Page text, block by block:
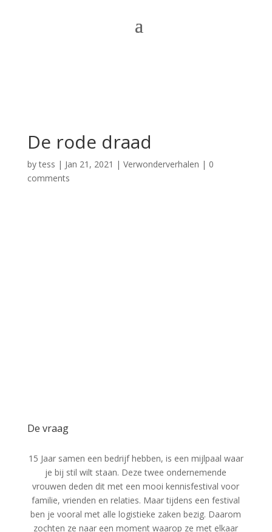
De rode draad
bytess | Jan 21, 2021 | Verwonderverhalen | 0
comments
De vraag
15 Jaar samen een bedrijf hebben, is een mijlpaal waar
je bij stil wilt staan. Deze twee ondernemende
vrouwen deden dit met een mooi kennisfestival voor
familie, vrienden en relaties. Maar tijdens een festival
ben je vooral met alle logistieke zaken bezig. Daarom
zochten ze naar een moment waarop ze met elkaar